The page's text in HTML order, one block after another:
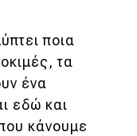
ποια
τα
ένα
εδώ και
κάνουμε